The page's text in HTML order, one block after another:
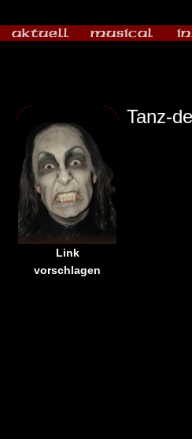
Link
vorschlagen
Tanz-